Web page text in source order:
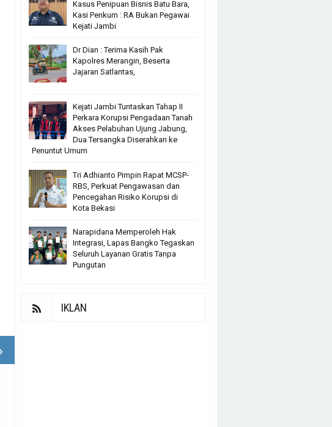
Kasus Penipuan Bisnis Batu Bara,
Kasi Penkum : RA Bukan Pegawai
Kejati Jambi
Dr Dian : Terima Kasih Pak
Kapolres Merangin, Beserta
Jajaran Satlantas,
Kejati Jambi Tuntaskan Tahap II
Perkara Korupsi Pengadaan Tanah
Akses Pelabuhan Ujung Jabung,
Dua Tersangka Diserahkan ke
Penuntut Umum
Tri Adhianto Pimpin Rapat MCSP-
RBS, Perkuat Pengawasan dan
Pencegahan Risiko Korupsi di
Kota Bekasi
Narapidana Memperoleh Hak
Integrasi, Lapas Bangko Tegaskan
Seluruh Layanan Gratis Tanpa
Pungutan
IKLAN